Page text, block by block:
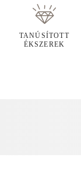
TANÚSÍTOTT
ÉKSZEREK